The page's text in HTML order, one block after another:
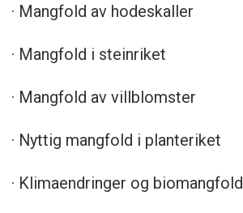
· Mangfold av hodeskaller
· Mangfold i steinriket
· Mangfold av villblomster
· Nyttig mangfold i planteriket
· Klimaendringer og biomangfold